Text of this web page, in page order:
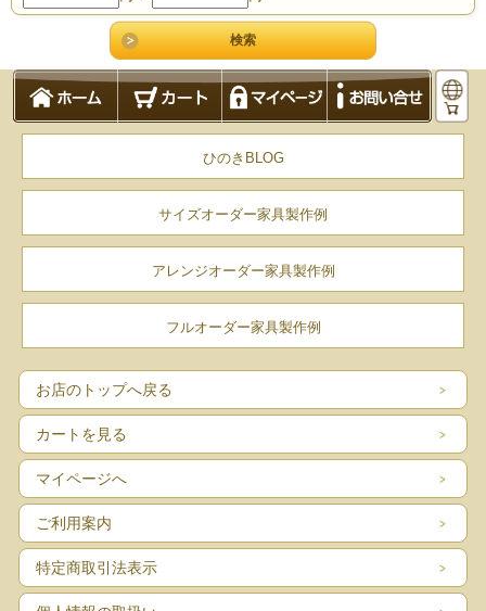
ひのきBLOG
サイズオーダー家具製作例
アレンジオーダー家具製作例
フルオーダー家具製作例
お店のトップへ戻る
カートを見る
マイページへ
ご利用案内
特定商取引法表示